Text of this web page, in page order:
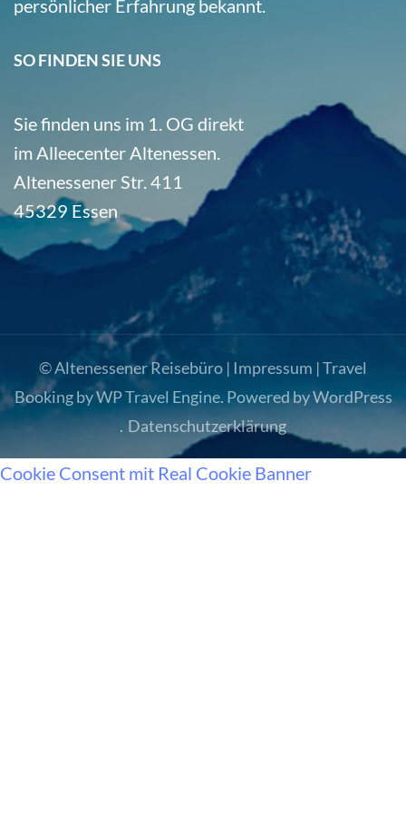
persönlicher Erfahrung bekannt.
SO FINDEN SIE UNS
Sie finden uns im 1. OG direkt
im Alleecenter Altenessen.
Altenessener Str. 411
45329 Essen
© Altenessener Reisebüro | Impressum |Travel
Booking byWP Travel Engine. Powered byWordPress
. Datenschutzerklärung
Cookie Consent mit Real Cookie Banner